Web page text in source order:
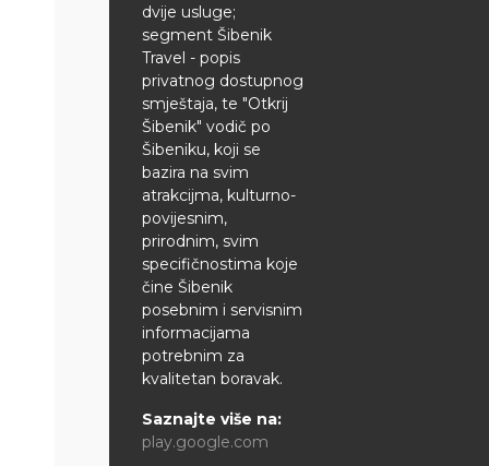
dvije usluge;
segment Šibenik
Travel - popis
privatnog dostupnog
smještaja, te "Otkrij
Šibenik" vodič po
Šibeniku, koji se
bazira na svim
atrakcijma, kulturno-
povijesnim,
prirodnim, svim
specifičnostima koje
čine Šibenik
posebnim i servisnim
informacijama
potrebnim za
kvalitetan boravak.
Saznajte više na:
play.google.com